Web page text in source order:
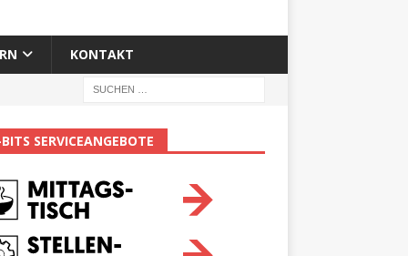
KONTAKT
SERVICEANGEBOTE